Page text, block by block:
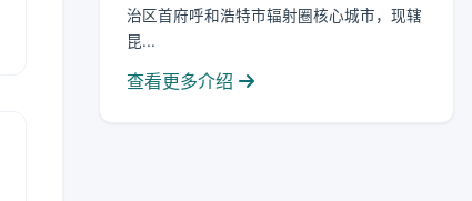
治区首府呼和浩特市辐射圈核心城市，现辖
昆...
查看更多介绍